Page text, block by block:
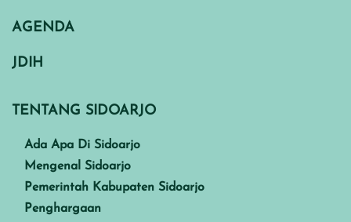
AGENDA
JDIH
TENTANG SIDOARJO
Ada Apa Di Sidoarjo
Mengenal Sidoarjo
Pemerintah Kabupaten Sidoarjo
Penghargaan